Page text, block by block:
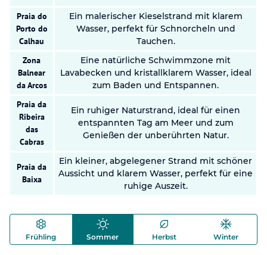
Praia do
Porto do
Calhau
Ein malerischer Kieselstrand mit klarem
Wasser, perfekt für Schnorcheln und
Tauchen.
Zona
Balnear
da Arcos
Eine natürliche Schwimmzone mit
Lavabecken und kristallklarem Wasser, ideal
zum Baden und Entspannen.
Praia da
Ribeira
das
Cabras
Ein ruhiger Naturstrand, ideal für einen
entspannten Tag am Meer und zum
Genießen der unberührten Natur.
Praia da
Baixa
Ein kleiner, abgelegener Strand mit schöner
Aussicht und klarem Wasser, perfekt für eine
ruhige Auszeit.
Frühling Sommer Herbst Winter